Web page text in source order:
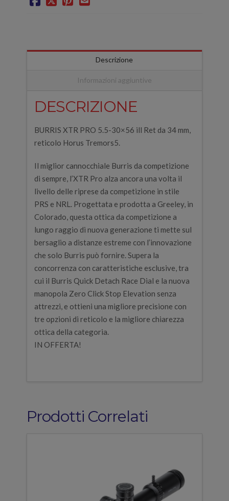
Descrizione
Informazioni aggiuntive
DESCRIZIONE
BURRIS XTR PRO 5.5-30×56 ill Ret da 34 mm,
reticolo Horus Tremors5.
Il miglior cannocchiale Burris da competizione
di sempre, l’XTR Pro alza ancora una volta il
livello delle riprese da competizione in stile
PRS e NRL. Progettata e prodotta a Greeley, in
Colorado, questa ottica da competizione a
lungo raggio di nuova generazione ti mette sul
bersaglio a distanze estreme con l’innovazione
che solo Burris può fornire. Supera la
concorrenza con caratteristiche esclusive, tra
cui il Burris Quick Detach Race Dial e la nuova
manopola Zero Click Stop Elevation senza
attrezzi, e ottieni una migliore precisione con
tre opzioni di reticolo e la migliore chiarezza
ottica della categoria.
IN OFFERTA!
Prodotti Correlati